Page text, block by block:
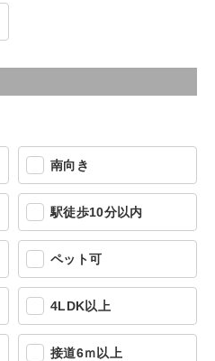
南向き
駅徒歩10分以内
ペット可
4LDK以上
接道6ｍ以上